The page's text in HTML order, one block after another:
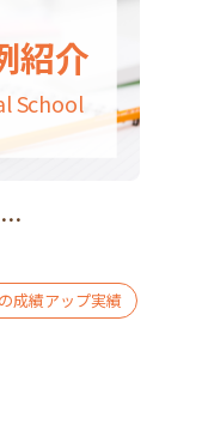
紹介
School
成績アップ実績